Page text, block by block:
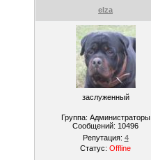
elza
заслуженный
Группа: Администраторы
Сообщений: 10496
Репутация: 4
Статус: Offline